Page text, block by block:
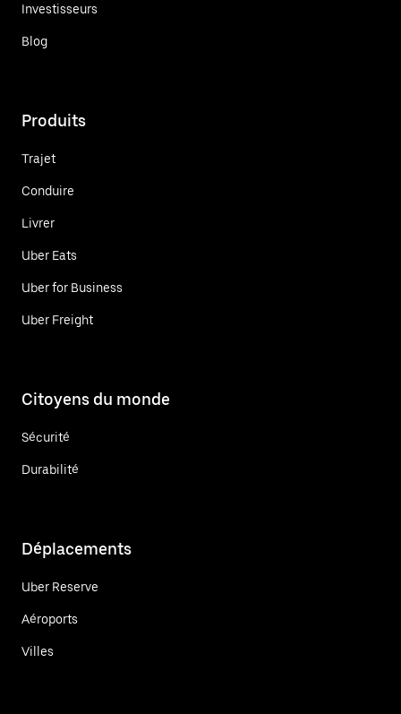
Investisseurs
Blog
Produits
Trajet
Conduire
Livrer
Uber Eats
Uber for Business
Uber Freight
Citoyens du monde
Sécurité
Durabilité
Déplacements
Uber Reserve
Aéroports
Villes